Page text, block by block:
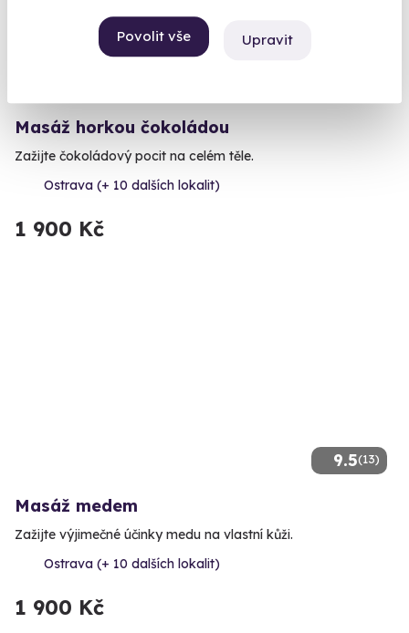
Povolit vše Upravit
Masáž horkou čokoládou
Zažijte čokoládový pocit na celém těle.
Ostrava (+ 10 dalších lokalit)
1 900 Kč
9.5(13)
Masáž medem
Zažijte výjimečné účinky medu na vlastní kůži.
Ostrava (+ 10 dalších lokalit)
1 900 Kč